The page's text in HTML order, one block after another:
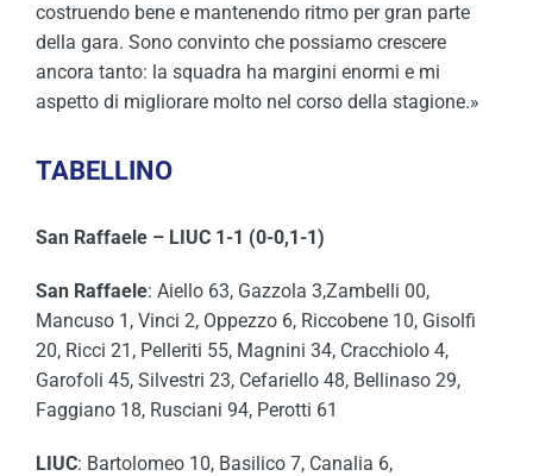
costruendo bene e mantenendo ritmo per gran parte
della gara. Sono convinto che possiamo crescere
ancora tanto: la squadra ha margini enormi e mi
aspetto di migliorare molto nel corso della stagione.»
TABELLINO
San Raffaele – LIUC 1-1 (0-0,1-1)
San Raffaele: Aiello 63, Gazzola 3,Zambelli 00,
Mancuso 1, Vinci 2, Oppezzo 6, Riccobene 10, Gisolfi
20, Ricci 21, Pelleriti 55, Magnini 34, Cracchiolo 4,
Garofoli 45, Silvestri 23, Cefariello 48, Bellinaso 29,
Faggiano 18, Rusciani 94, Perotti 61
LIUC: Bartolomeo 10, Basilico 7, Canalia 6,